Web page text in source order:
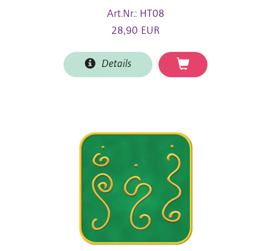
Art.Nr.: HT08
28,90 EUR
Details